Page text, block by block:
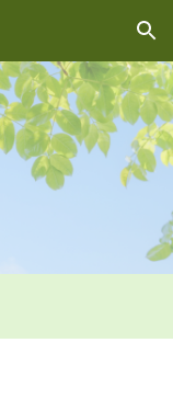
Skip to navigation